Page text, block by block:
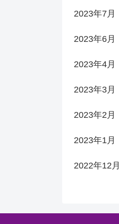
2023年7月
2023年6月
2023年4月
2023年3月
2023年2月
2023年1月
2022年12月